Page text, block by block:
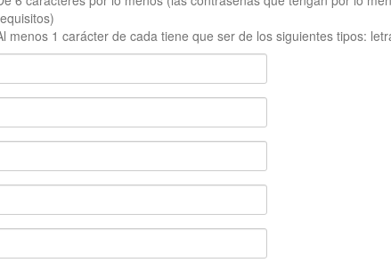
menos 1 carácter de cada tiene que ser de los siguientes tipos: